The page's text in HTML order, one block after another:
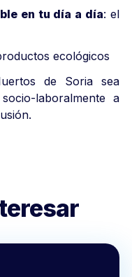
en tu día a día: el
ecológicos
de Soria sea
laboralmente a